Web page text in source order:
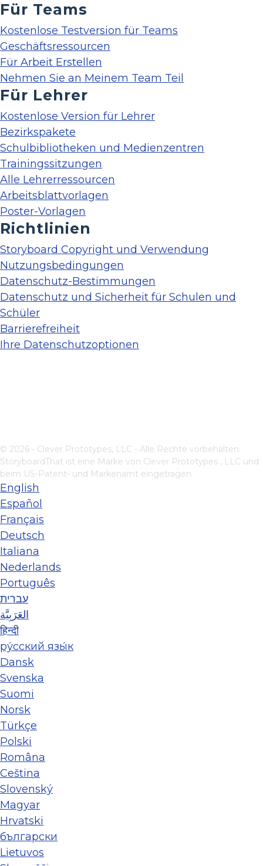
Für Teams
Kostenlose Testversion für Teams
Geschäftsressourcen
Für Arbeit Erstellen
Nehmen Sie an Meinem Team Teil
Für Lehrer
Kostenlose Version für Lehrer
Bezirkspakete
Schulbibliotheken und Medienzentren
Trainingssitzungen
Alle Lehrerressourcen
Arbeitsblattvorlagen
Poster-Vorlagen
Richtlinien
Storyboard Copyright und Verwendung
Nutzungsbedingungen
Datenschutz-Bestimmungen
Datenschutz und Sicherheit für Schulen und
Schüler
Barrierefreiheit
Ihre Datenschutzoptionen
© 2026 - Clever Prototypes, LLC - Alle Rechte vorbehalten.
StoryboardThat ist eine Marke von Clever Prototypes , LLC und
beim US-Patent- und Markenamt eingetragen
English
Español
Français
Deutsch
Italiana
Nederlands
Português
עברית
العَرَبِيَّة
हिन्दी
ру́сский язы́к
Dansk
Svenska
Suomi
Norsk
Türkçe
Polski
Româna
Ceština
Slovenský
Magyar
Hrvatski
български
Lietuvos